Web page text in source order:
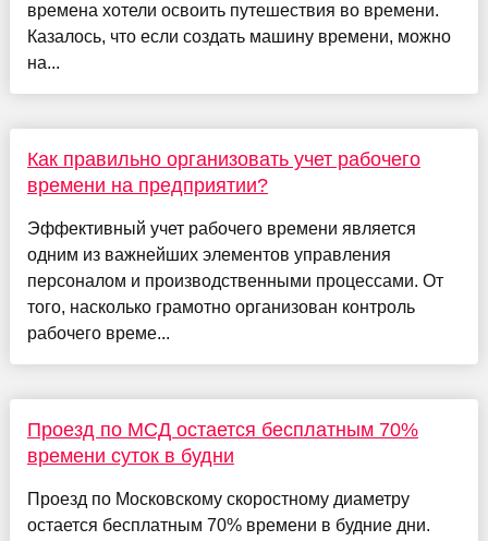
времена хотели освоить путешествия во времени.
Казалось, что если создать машину времени, можно
на...
Как правильно организовать учет рабочего
времени на предприятии?
Эффективный учет рабочего времени является
одним из важнейших элементов управления
персоналом и производственными процессами. От
того, насколько грамотно организован контроль
рабочего време...
Проезд по МСД остается бесплатным 70%
времени суток в будни
Проезд по Московскому скоростному диаметру
остается бесплатным 70% времени в будние дни.